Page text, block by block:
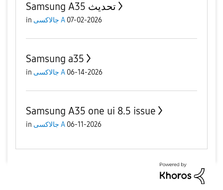
Samsung A35 تحديث
in جالاكسى A 07-02-2026
Samsung a35
in جالاكسى A 06-14-2026
Samsung A35 one ui 8.5 issue
in جالاكسى A 06-11-2026